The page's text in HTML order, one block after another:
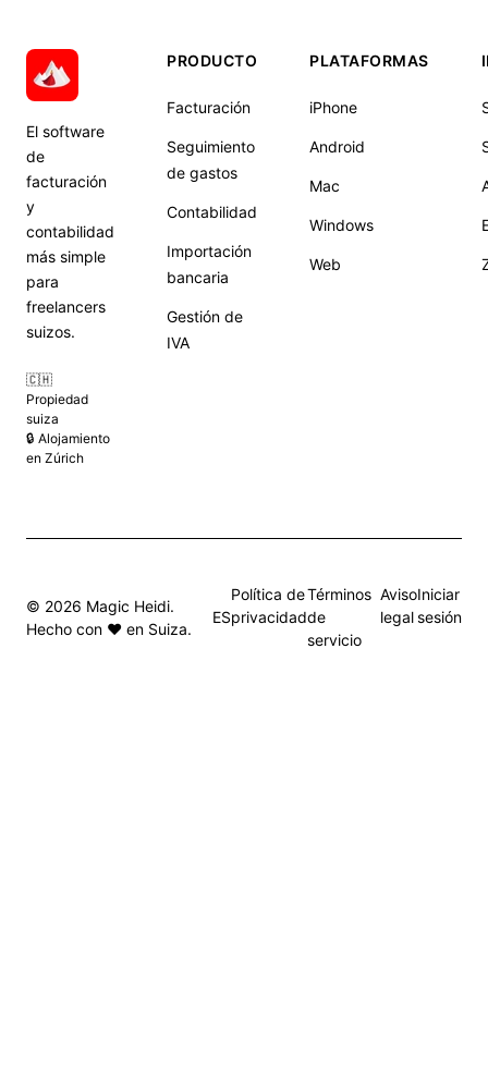
El software
de
facturación
y
contabilidad
más simple
para
freelancers
suizos.
🇨🇭
Propiedad
suiza
🔒 Alojamiento
en Zúrich
PRODUCTO
Facturación
Seguimiento
de gastos
Contabilidad
Importación
bancaria
Gestión de
IVA
PLATAFORMAS
iPhone
Android
Mac
Windows
Web
© 2026 Magic Heidi.
Hecho con ❤️ en Suiza.
ES
Política de
privacidad
Términos
de
servicio
Aviso
legal
Iniciar
sesión